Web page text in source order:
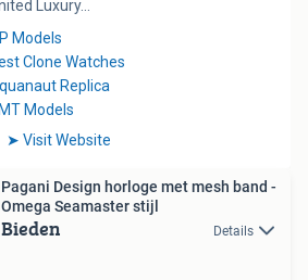
Pagani Design horloge met mesh band -
Omega Seamaster stijl
Bieden Details